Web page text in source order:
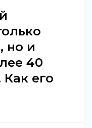
но и
40
его